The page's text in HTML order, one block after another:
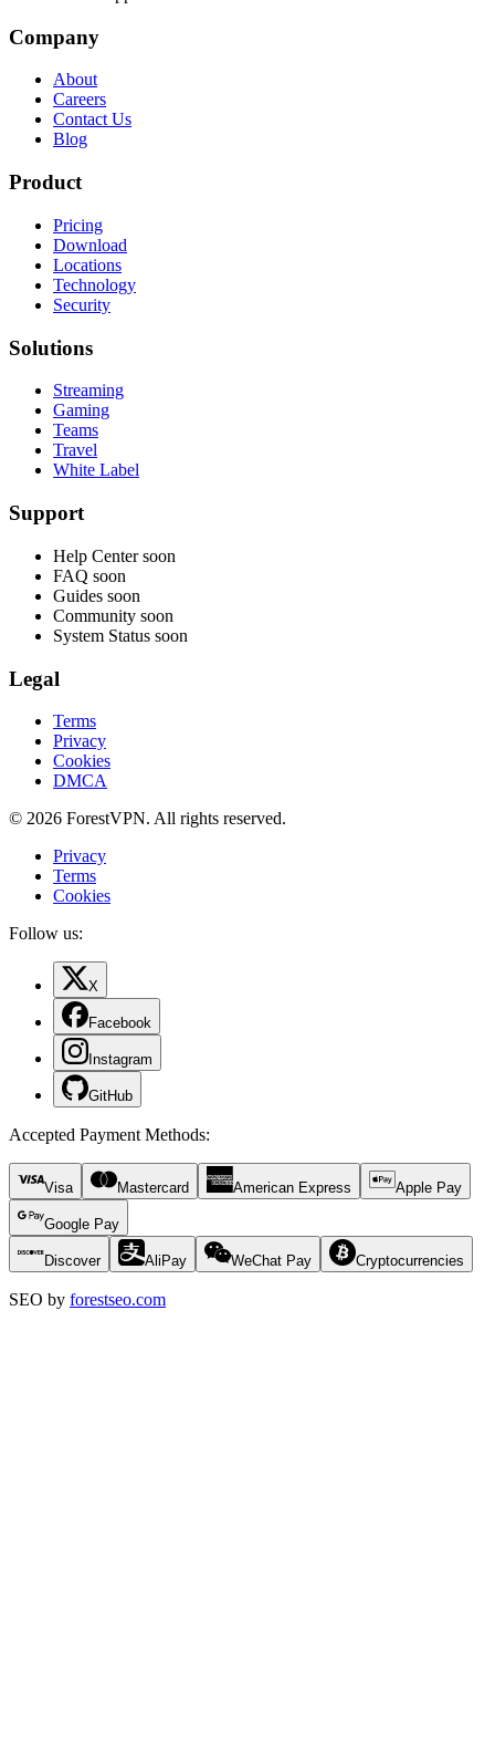
Company
About
Careers
Contact Us
Blog
Product
Pricing
Download
Locations
Technology
Security
Solutions
Streaming
Gaming
Teams
Travel
White Label
Support
Help Center soon
FAQ soon
Guides soon
Community soon
System Status soon
Legal
Terms
Privacy
Cookies
DMCA
© 2026 ForestVPN. All rights reserved.
Privacy
Terms
Cookies
Follow us:
X
Facebook
Instagram
GitHub
Accepted Payment Methods:
Visa Mastercard American Express Apple Pay
Google Pay
Discover AliPay WeChat Pay Cryptocurrencies
SEO by forestseo.com